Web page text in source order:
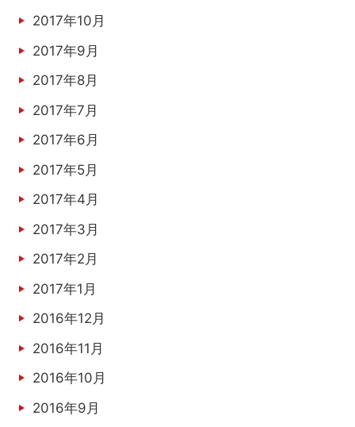
2017年10月
2017年9月
2017年8月
2017年7月
2017年6月
2017年5月
2017年4月
2017年3月
2017年2月
2017年1月
2016年12月
2016年11月
2016年10月
2016年9月